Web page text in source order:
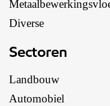
Diverse
Sectoren
Landbouw
Automobiel